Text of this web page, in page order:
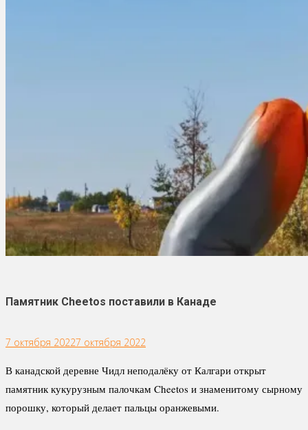
Памятник Cheetos поставили в Канаде
7 октября 20227 октября 2022
В канадской деревне Чидл неподалёку от Калгари открыт
памятник кукурузным палочкам Cheetos и знаменитому сырному
порошку, который делает пальцы оранжевыми.